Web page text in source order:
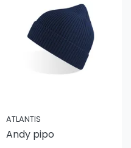
ATLANTIS
Andy pipo